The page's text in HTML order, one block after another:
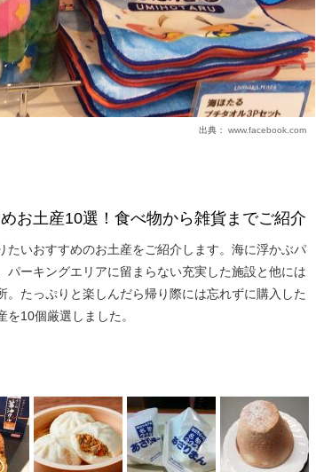
出典： www.facebook.com
お土産10選！食べ物から雑貨までご紹介
たいおすすめのお土産をご紹介します。海に浮かぶパ
パーキングエリアに留まらない充実した施設と他には
。たっぷりと楽しんだら帰り際には忘れずに購入した
10個厳選しました。